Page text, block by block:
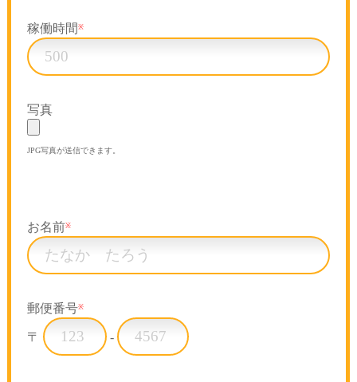
稼働時間 ※
写真
JPG写真が送信できます。
お名前※
郵便番号※
〒 -